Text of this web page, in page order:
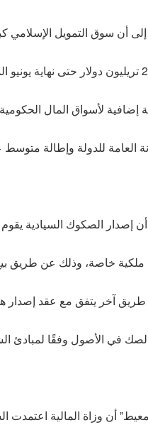
أن سوق التمويل الإسلامي
إضافية لأسواق المال
العامة للدولة وإطالة
إصدار الصكوك السيادية
ملكية خاصة، وذلك عن طريق
طريق آخر يتفق مع عقد
في الأصول وفقًا لمبادئ
أن وزاة المالية اعتمدت